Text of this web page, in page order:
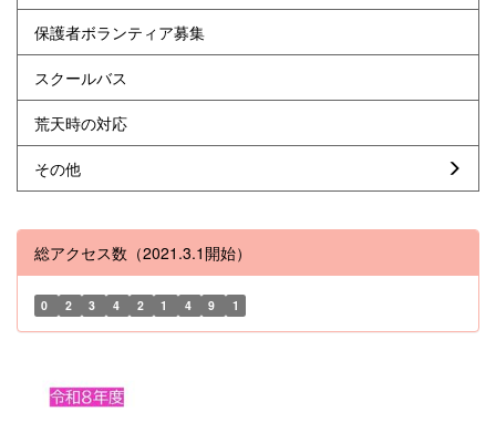
保護者ボランティア募集
スクールバス
荒天時の対応
その他
総アクセス数（2021.3.1開始）
0 2 3 4 2 1 4 9 1